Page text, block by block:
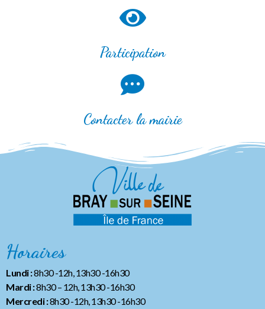
Participation
Contacter la mairie
Horaires
Lundi :8h30 -12h, 13h30 -16h30
Mardi :8h30 – 12h, 13h30 -16h30
Mercredi :8h30 -12h, 13h30 -16h30